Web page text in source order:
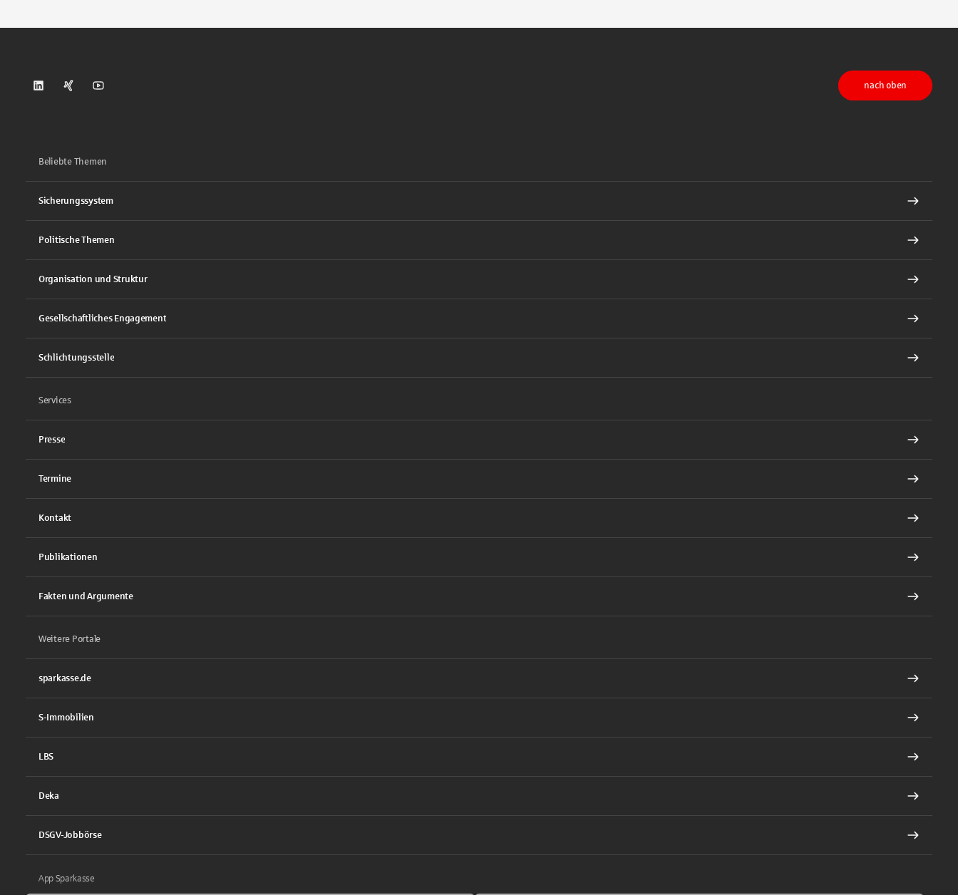
DSGV auf LinkedIn
DSGV auf XingDSGV auf Youtube
nach oben
Beliebte Themen
Sicherungssystem
Politische Themen
Organisation und Struktur
Gesellschaftliches Engagement
Schlichtungsstelle
Services
Presse
Termine
Kontakt
Publikationen
Fakten und Argumente
Weitere Portale
sparkasse.de
S-Immobilien
LBS
Deka
DSGV-Jobbörse
App Sparkasse